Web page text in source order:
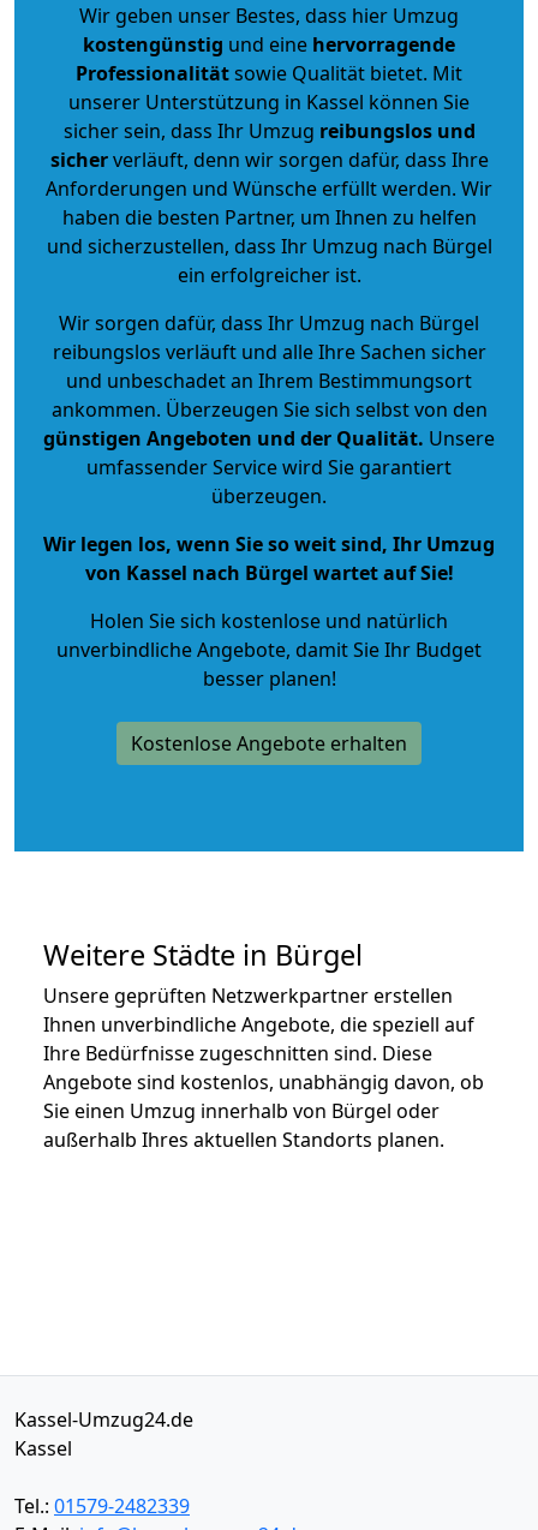
Wir geben unser Bestes, dass hier Umzug
kostengünstig und eine hervorragende
Professionalitätsowie Qualität bietet. Mit
unserer Unterstützung in Kassel können Sie
sicher sein, dass Ihr Umzug reibungslos und
sicherverläuft, denn wir sorgen dafür, dass Ihre
Anforderungen und Wünsche erfüllt werden. Wir
haben die besten Partner, um Ihnen zu helfen
und sicherzustellen, dass Ihr Umzug nach Bürgel
ein erfolgreicher ist.
Wir sorgen dafür, dass Ihr Umzug nach Bürgel
reibungslos verläuft und alle Ihre Sachen sicher
und unbeschadet an Ihrem Bestimmungsort
ankommen. Überzeugen Sie sich selbst von den
günstigen Angeboten und der Qualität. Unsere
umfassender Service wird Sie garantiert
überzeugen.
Wir legen los, wenn Sie so weit sind, Ihr Umzug
von Kassel nach Bürgel wartet auf Sie!
Holen Sie sich kostenlose und natürlich
unverbindliche Angebote, damit Sie Ihr Budget
besser planen!
Kostenlose Angebote erhalten
Weitere Städte in Bürgel
Unsere geprüften Netzwerkpartner erstellen
Ihnen unverbindliche Angebote, die speziell auf
Ihre Bedürfnisse zugeschnitten sind. Diese
Angebote sind kostenlos, unabhängig davon, ob
Sie einen Umzug innerhalb von Bürgel oder
außerhalb Ihres aktuellen Standorts planen.
Kassel-Umzug24.de
Kassel
Tel.: 01579-2482339